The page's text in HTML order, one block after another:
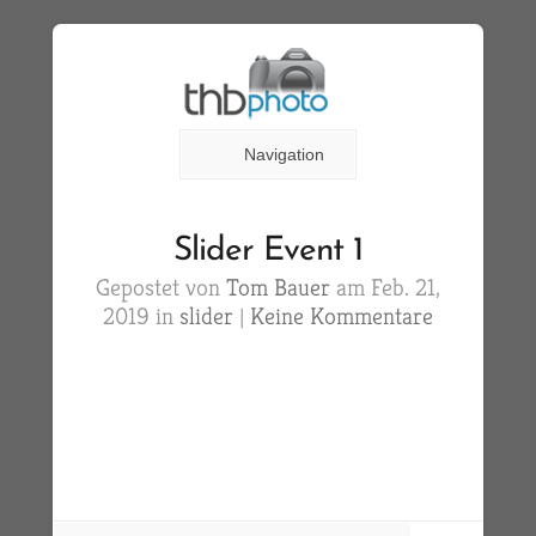
Navigation
Slider Event 1
Gepostet von Tom Bauer am Feb. 21,
2019 in slider | Keine Kommentare